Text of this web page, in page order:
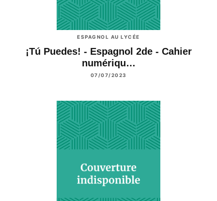
ESPAGNOL AU LYCÉE
¡Tú Puedes! - Espagnol 2de - Cahier
numériqu…
07/07/2023